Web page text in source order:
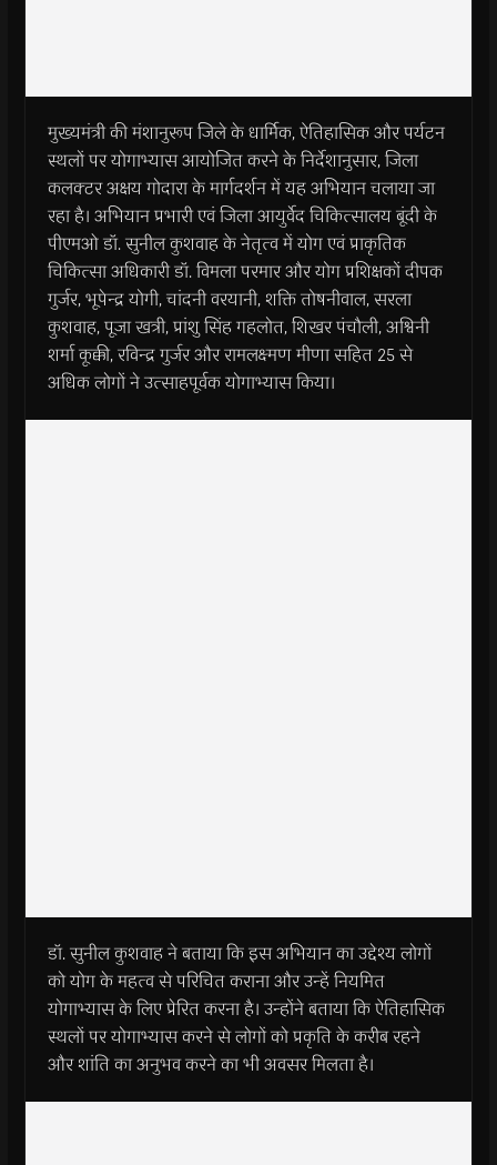
मुख्यमंत्री की मंशानुरूप जिले के धार्मिक, ऐतिहासिक और पर्यटन
स्थलों पर योगाभ्यास आयोजित करने के निर्देशानुसार, जिला
कलक्टर अक्षय गोदारा के मार्गदर्शन में यह अभियान चलाया जा
रहा है। अभियान प्रभारी एवं जिला आयुर्वेद चिकित्सालय बूंदी के
पीएमओ डॉ. सुनील कुशवाह के नेतृत्व में योग एवं प्राकृतिक
चिकित्सा अधिकारी डॉ. विमला परमार और योग प्रशिक्षकों दीपक
गुर्जर, भूपेन्द्र योगी, चांदनी वरयानी, शक्ति तोषनीवाल, सरला
कुशवाह, पूजा खत्री, प्रांशु सिंह गहलोत, शिखर पंचौली, अश्विनी
शर्मा कूक्की, रविन्द्र गुर्जर और रामलक्ष्मण मीणा सहित 25 से
अधिक लोगों ने उत्साहपूर्वक योगाभ्यास किया।
डॉ. सुनील कुशवाह ने बताया कि इस अभियान का उद्देश्य लोगों
को योग के महत्व से परिचित कराना और उन्हें नियमित
योगाभ्यास के लिए प्रेरित करना है। उन्होंने बताया कि ऐतिहासिक
स्थलों पर योगाभ्यास करने से लोगों को प्रकृति के करीब रहने
और शांति का अनुभव करने का भी अवसर मिलता है।